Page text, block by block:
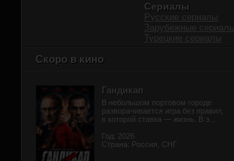
Сериалы
Русские сериалы
Зарубежные сериалы
Турецкие сериалы
Скоро в кино
Гандикап
В небольшом портовом городе
разворачивается игра без правил,
в которой ставка — жизнь. В э...
Год: 2026
Страна: Россия, СНГ